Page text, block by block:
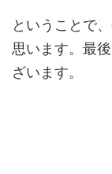
ということで
思います。最
ざいます。